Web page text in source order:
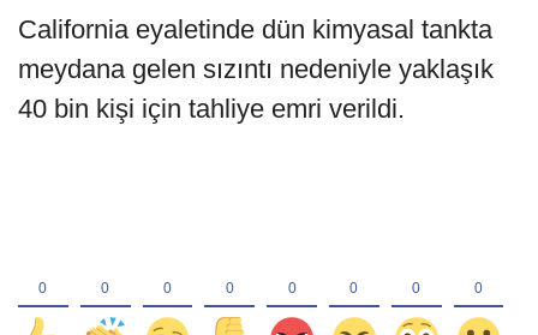
California eyaletinde dün kimyasal tankta
meydana gelen sızıntı nedeniyle yaklaşık
40 bin kişi için tahliye emri verildi.